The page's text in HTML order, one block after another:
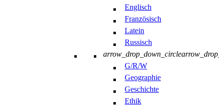
Englisch
Französisch
Latein
Russisch
arrow_drop_down_circle
G/R/W
Geographie
Geschichte
Ethik